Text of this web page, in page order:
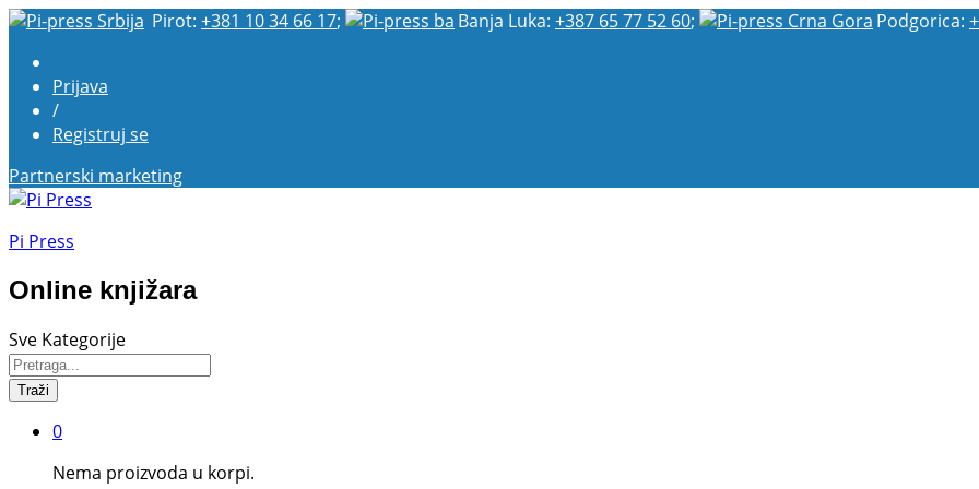
Pirot: +381 10 34 66 17; Banja Luka: +387 65 77 52 60; Podgorica:
Prijava
/
Registruj se
Partnerski marketing
Pi Press
Online knjižara
Sve Kategorije
Traži
0
Nema proizvoda u korpi.